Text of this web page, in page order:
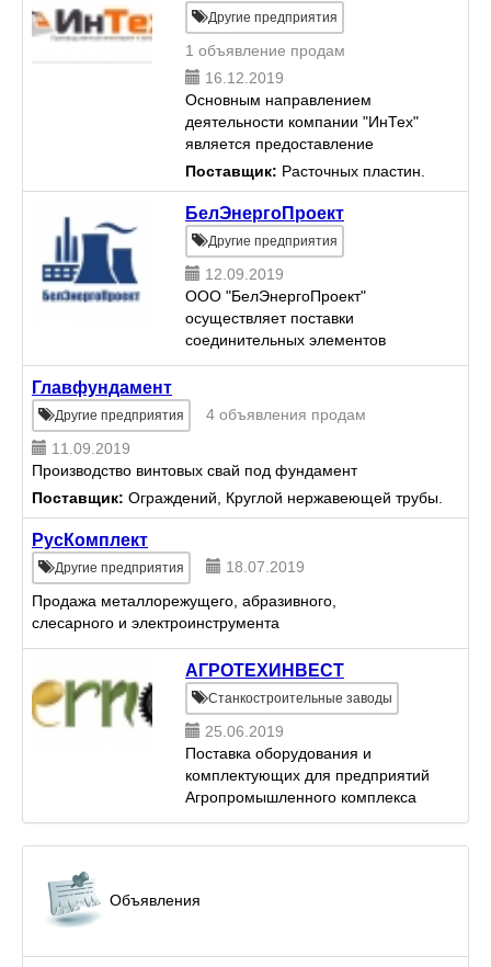
Другие предприятия
1 объявление продам
16.12.2019
Основным направлением
деятельности компании "ИнТех"
является предоставление
промышленным предприятиям
России инжиниринговых и
консалтинговых услуг,
способствующих увеличению
производительности при одн...
Поставщик: Расточных пластин.
БелЭнергоПроект
Другие предприятия
12.09.2019
ООО "БелЭнергоПроект"
осуществляет поставки
соединительных элементов
трубопроводов и сборочных
тепловых и атомных
электростанций и нефте-
также кон...
Главфундамент
Другие предприятия
4 объявления продам
11.09.2019
Производство винтовых свай под фундамент
Поставщик: Ограждений, Круглой нержавеющей трубы.
РусКомплект
Другие предприятия
18.07.2019
Продажа металлорежущего, абразивного,
слесарного и электроинструмента
АГРОТЕХИНВЕСТ
Станкостроительные заводы
25.06.2019
Поставка оборудования и
комплектующих для предприятий
Агропромышленного комплекса
Объявления